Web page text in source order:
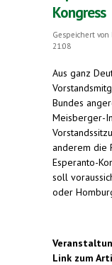
Kongress
Gespeichert von
21:08
Aus ganz
Bundes
Meisberger-
anderem die
Esperanto-
soll
oder
Link zum